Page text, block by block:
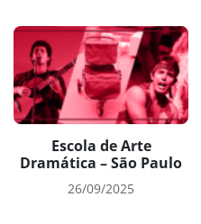
Escola de Arte
Dramática – São Paulo
26/09/2025